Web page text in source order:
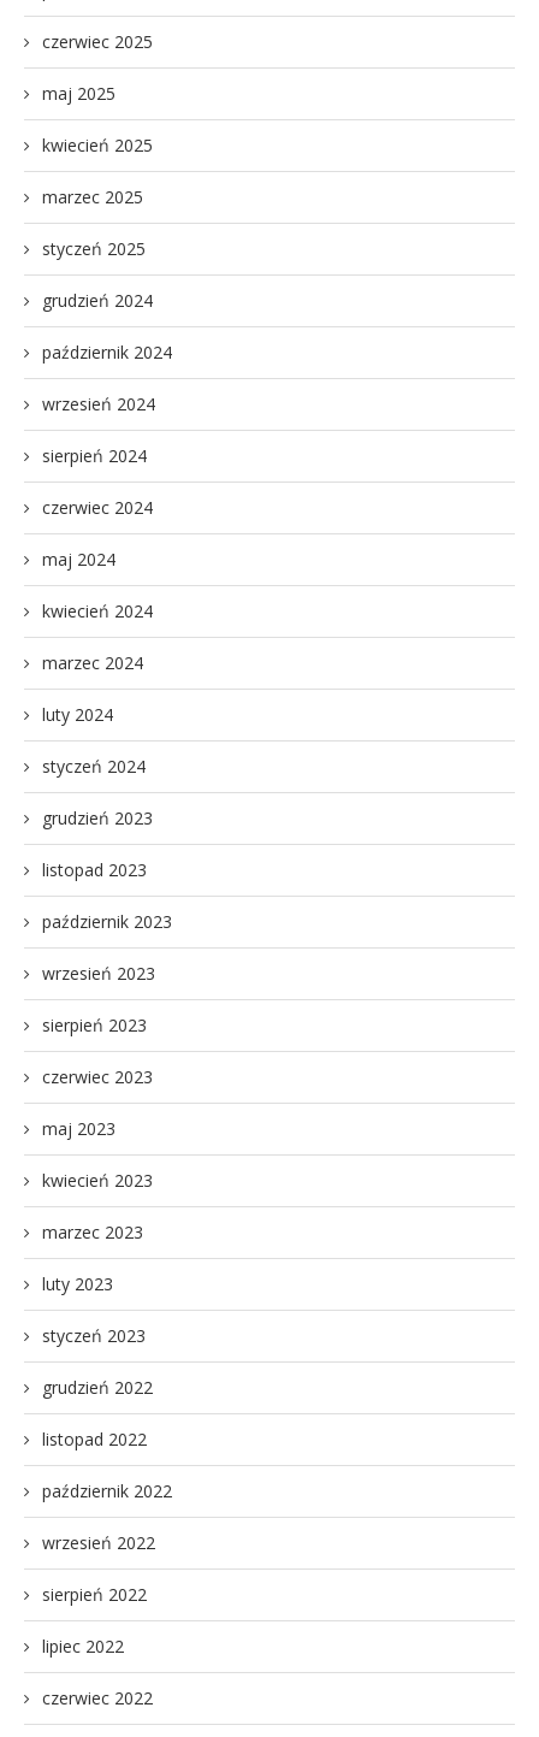
czerwiec 2025
maj 2025
kwiecień 2025
marzec 2025
styczeń 2025
grudzień 2024
październik 2024
wrzesień 2024
sierpień 2024
czerwiec 2024
maj 2024
kwiecień 2024
marzec 2024
luty 2024
styczeń 2024
grudzień 2023
listopad 2023
październik 2023
wrzesień 2023
sierpień 2023
czerwiec 2023
maj 2023
kwiecień 2023
marzec 2023
luty 2023
styczeń 2023
grudzień 2022
listopad 2022
październik 2022
wrzesień 2022
sierpień 2022
lipiec 2022
czerwiec 2022